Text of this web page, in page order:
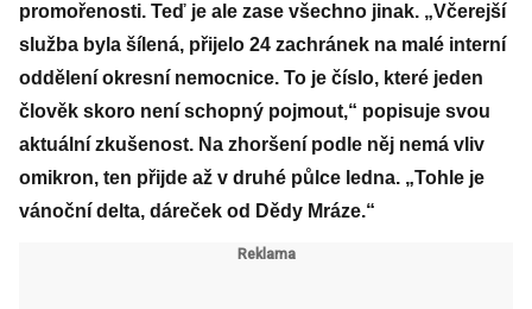
promořenosti. Teď je ale zase všechno jinak. „Včerejší
služba byla šílená, přijelo 24 zachránek na malé interní
oddělení okresní nemocnice. To je číslo, které jeden
člověk skoro není schopný pojmout,“ popisuje svou
aktuální zkušenost. Na zhoršení podle něj nemá vliv
omikron, ten přijde až v druhé půlce ledna. „Tohle je
vánoční delta, dáreček od Dědy Mráze.“